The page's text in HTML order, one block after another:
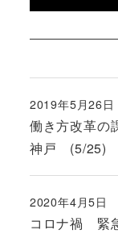
働き方改革
神戸 (5/25)
投稿日
2019年5月26日
コロナ禍 緊
投稿日
2020年4月5日